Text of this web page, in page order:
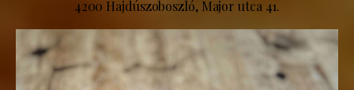
4200 Hajdúszoboszló, Major utca 41.